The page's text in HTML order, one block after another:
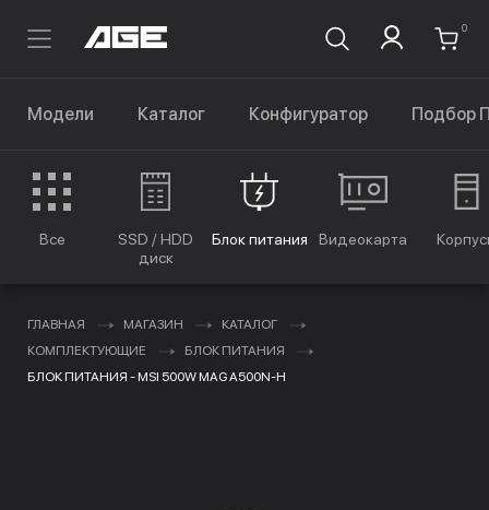
0
Модели Каталог Конфигуратор Подбор
Все
SSD / HDD
диск
Блок питания Видеокарта
ГЛАВНАЯ МАГАЗИН
КАТАЛОГ
КОМПЛЕКТУЮЩИЕ
БЛОК ПИТАНИЯ
БЛОК ПИТАНИЯ - MSI 500W MAG A500N-H